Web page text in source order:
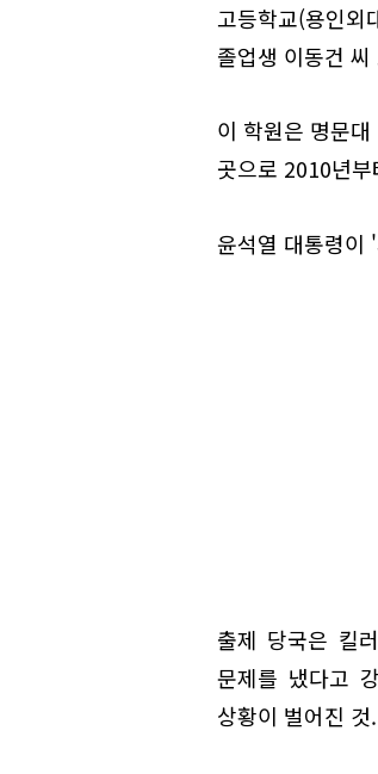
고등학교(용인외
졸업생 이동건
이 학원은 명문
곳으로 2010년
윤석열 대통령이
출제 당국은 킬
문제를 냈다고
상황이 벌어진 것.